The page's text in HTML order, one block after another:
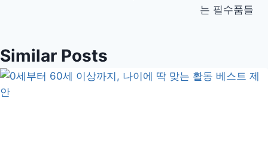
는 필수품들
Similar Posts